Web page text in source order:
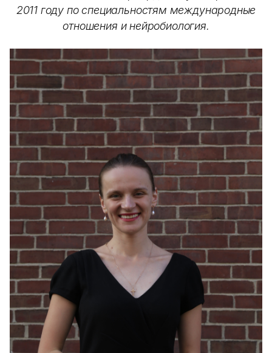
2011 году по специальностям международные
отношения и нейробиология.